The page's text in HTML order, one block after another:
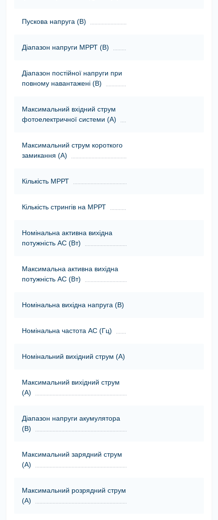
Пускова напруга (В)
Діапазон напруги МРРТ (В)
Діапазон постійної напруги при
повному навантажені (В)
Максимальний вхідний струм
фотоелектричної системи (А)
Максимальний струм короткого
замикання (А)
Кількість МРРТ
Кількість стрингів на МРРТ
Номінальна активна вихідна
потужність АС (Вт)
Максимальна активна вихідна
потужність АС (Вт)
Номінальна вихідна напруга (В)
Номінальна частота АС (Гц)
Номінальний вихідний струм (А)
Максимальний вихідний струм
(А)
Діапазон напруги акумулятора
(В)
Максимальний зарядний струм
(А)
Максимальний розрядний струм
(А)